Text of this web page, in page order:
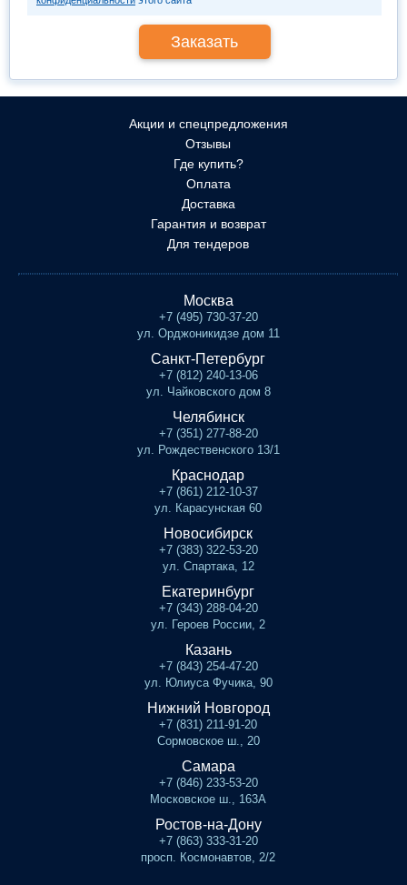
Акции и спецпредложения
Отзывы
Где купить?
Оплата
Доставка
Гарантия и возврат
Для тендеров
Москва
+7 (495) 730-37-20
ул. Орджоникидзе дом 11
Санкт-Петербург
+7 (812) 240-13-06
ул. Чайковского дом 8
Челябинск
+7 (351) 277-88-20
ул. Рождественского 13/1
Краснодар
+7 (861) 212-10-37
ул. Карасунская 60
Новосибирск
+7 (383) 322-53-20
ул. Спартака, 12
Екатеринбург
+7 (343) 288-04-20
ул. Героев России, 2
Казань
+7 (843) 254-47-20
ул. Юлиуса Фучика, 90
Нижний Новгород
+7 (831) 211-91-20
Сормовское ш., 20
Самара
+7 (846) 233-53-20
Московское ш., 163А
Ростов-на-Дону
+7 (863) 333-31-20
просп. Космонавтов, 2/2